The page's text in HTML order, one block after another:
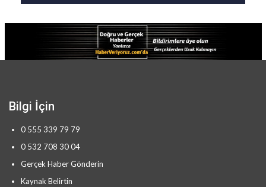
Bilgi İçin
0 555 339 79 79
0 532 708 30 04
Gerçek Haber Gönderin
Kaynak Belirtin